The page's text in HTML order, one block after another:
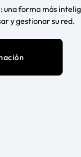
una forma más
y gestionar su red.